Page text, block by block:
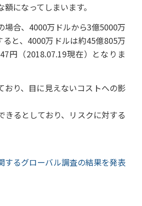
になってしまいます。
場合、4000万ドルから3億5000万
と、4000万ドルは約45億805万
円（2018.07.19現在）となりま
り、目に見えないコストへの影
きるとしており、リスクに対する
するグローバル調査の結果を発表